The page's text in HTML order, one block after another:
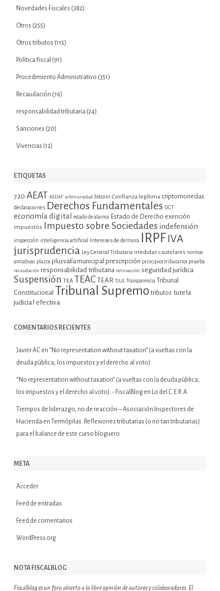
Novedades Fiscales (382)
Otros (255)
Otros tributos (115)
Política fiscal (91)
Procedimiento Administrativo (351)
Recaudación (76)
responsabilidad tributaria (24)
Sanciones (20)
Vivencias (12)
ETIQUETAS
720 AEAT AEDAF arbitrariedad bitcoin Confianza legítima criptomonedas
declaraciones Derechos Fundamentales DGT
economía digital estado de alarma Estado de Derecho exención
impuestos Impuesto sobre Sociedades indefensión
inspección inteligencia artificial Intereses de demora IRPF IVA
jurisprudencia Ley General Tributaria medidas cautelares normas
antiabuso plazos plusvalía municipal prescripción principios tributarios prueba
recaudación responsabilidad tributaria retroacción seguridad jurídica
Suspensión TEA TEAC TEAR TJUE Transparencia Tribunal
Constitucional Tribunal Supremo tributos tutela
judicial efectiva
COMENTARIOS RECIENTES
Javier AC en “No representation without taxation” (a vueltas con la
deuda pública, los impuestos y el derecho al voto).
“No representation without taxation” (a vueltas con la deuda pública,
los impuestos y el derecho al voto). - FiscalBlog en Lo del C.E.R.A.
Tiempos de liderazgo, no de reacción – Asociación Inspectores de
Hacienda en
Termópilas. Reflexiones tributarias (o no tan tributarias)
para el balance de este curso bloguero
META
Acceder
Feed de entradas
Feed de comentarios
WordPress.org
NOTA FISCALBLOG
Fiscalblog es un foro abierto a la libre opinión de autores y colaboradores. El